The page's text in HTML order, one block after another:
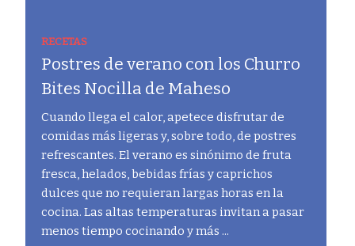
RECETAS
Postres de verano con los Churro
Bites Nocilla de Maheso
Cuando llega el calor, apetece disfrutar de
comidas más ligeras y, sobre todo, de postres
refrescantes. El verano es sinónimo de fruta
fresca, helados, bebidas frías y caprichos
dulces que no requieran largas horas en la
cocina. Las altas temperaturas invitan a pasar
menos tiempo cocinando y más ...